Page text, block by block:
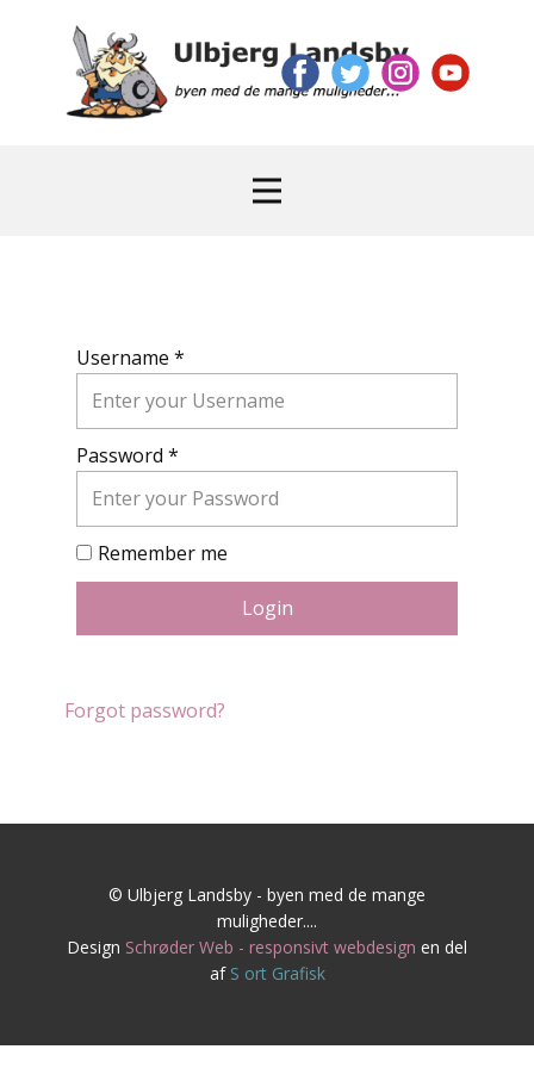
Username *
Password *
Remember me
Login
Forgot password?
© Ulbjerg Landsby - byen med de mange
muligheder....
Design Schrøder Web - responsivt webdesign en del
af S ort Grafisk